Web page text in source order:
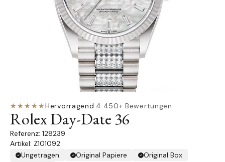
★★★★★Hervorragend·4.450+ Bewertungen
Rolex Day-Date 36
128239
Artikel: Z101092
Ungetragen
Original Papiere
Original Box